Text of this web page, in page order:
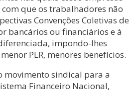
que os trabalhadores não
Convenções Coletivas de
bancários ou financiários e à
impondo-lhes
PLR, menores benefícios.
movimento sindical para a
Financeiro Nacional,